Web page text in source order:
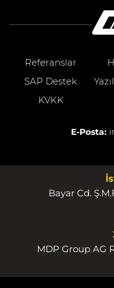
Referanslar
SAP Destek
KVKK
E-Posta:
Bayar Cd.
MDP Group AG